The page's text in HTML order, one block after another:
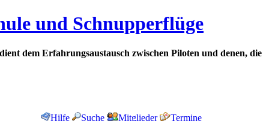
und Schnupperflüge
dem Erfahrungsaustausch zwischen Piloten und denen, die
Hilfe Suche Mitglieder Termine